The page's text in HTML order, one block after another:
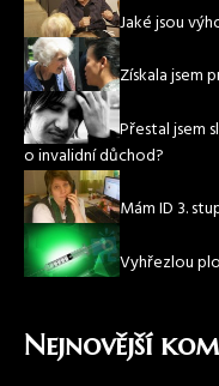
Jaké jsou
Získala jsem
Přestal jsem
o invalidní důchod?
Mám ID 3.
Vyhřezlou
Nejnovější